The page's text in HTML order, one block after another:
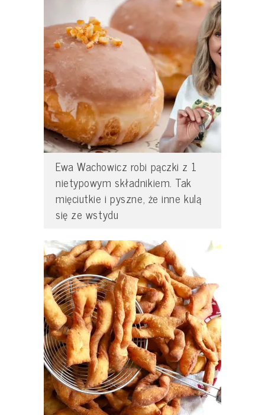
Ewa Wachowicz robi pączki z 1
nietypowym składnikiem. Tak
mięciutkie i pyszne, że inne kulą
się ze wstydu